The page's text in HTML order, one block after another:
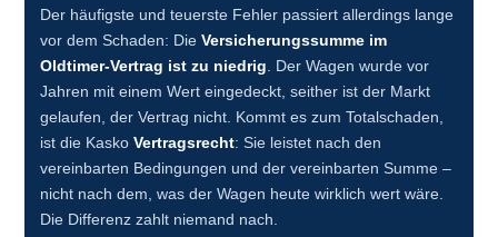
Der häufigste und teuerste Fehler passiert allerdings lange
vor dem Schaden: Die Versicherungssumme im
Oldtimer-Vertrag ist zu niedrig . Der Wagen wurde vor
Jahren mit einem Wert eingedeckt, seither ist der Markt
gelaufen, der Vertrag nicht. Kommt es zum Totalschaden,
ist die Kasko Vertragsrecht: Sie leistet nach den
vereinbarten Bedingungen und der vereinbarten Summe –
nicht nach dem, was der Wagen heute wirklich wert wäre.
Die Differenz zahlt niemand nach.